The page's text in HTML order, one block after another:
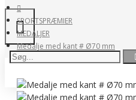
0 vare(r) - 0,00 DKK
SPORTSPRÆMIER
MEDALJER
Medalje med kant # Ø70 mm